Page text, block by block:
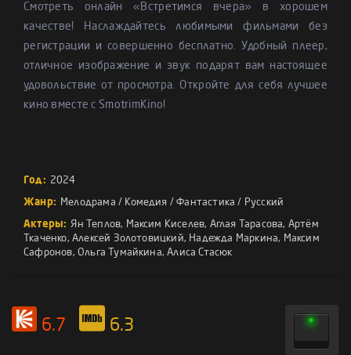
Смотреть онлайн «Встретимся вчера» в хорошем
качестве! Наслаждайтесь любимыми фильмами без
регистрации и совершенно бесплатно. Удобный плеер,
отличное изображение и звук подарят вам настоящее
удовольствие от просмотра. Откройте для себя лучшее
кино вместе с SmotrimKino!
Год: 2024
Жанр: Мелодрама / Комедия /Фантастика / Русский
Актеры: Ян Теплов, Максим Киселев, Аглая Тарасова, Артём
Ткаченко, Алексей Золотовицкий, Надежда Маркина, Максим
Сафронов, Ольга Тумайкина,Алиса Стасюк
6.7 6.3